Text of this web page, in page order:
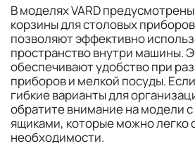
В моделях VARD
корзины для столовых
позволяют эффективно
пространство внутри машины.
обеспечивают удобство при
приборов и мелкой посуды.
гибкие варианты для
обратите внимание на модели
ящиками, которые можно легко
необходимости.